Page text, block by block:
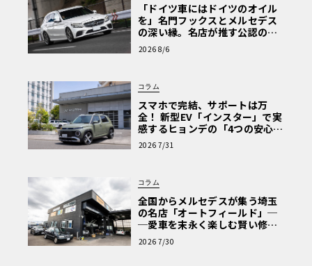
「ドイツ車にはドイツのオイル
を」名門フックスとメルセデス
の深い縁。名店が推す公認の安
心と、Cクラスで味わうシルキー
な走り〈PR〉
2026 8/6
コラム
スマホで完結、サポートは万
全！ 新型EV「インスター」で実
感するヒョンデの「4つの安心」
【第1回・ヒョンデ6つの疑問：
Why? Hyundai?】〈PR〉
2026 7/31
コラム
全国からメルセデスが集う埼玉
の名店「オートフィールド」─
─愛車を末永く楽しむ賢い修理
術と、プロがフックス製オイル
を選ぶ理由〈PR〉
2026 7/30